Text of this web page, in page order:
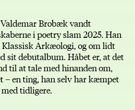
Valdemar Brobæk vandt
i poetry slam 2025. Han
Klassisk Arkæologi, og om lidt
sit debutalbum. Håbet er, at det
til at tale med hinanden om,
– en ting, han selv har kæmpet
med tidligere.